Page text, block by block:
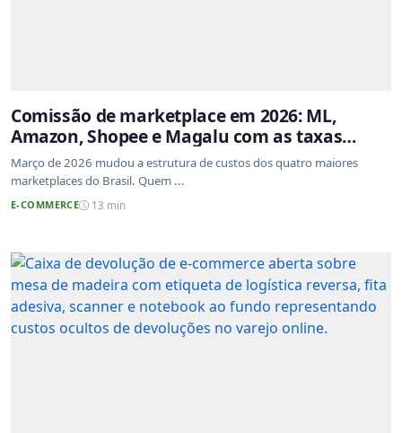
Comissão de marketplace em 2026: ML,
Amazon, Shopee e Magalu com as taxas
atualizadas
Março de 2026 mudou a estrutura de custos dos quatro maiores
marketplaces do Brasil. Quem ...
E-COMMERCE 13 min